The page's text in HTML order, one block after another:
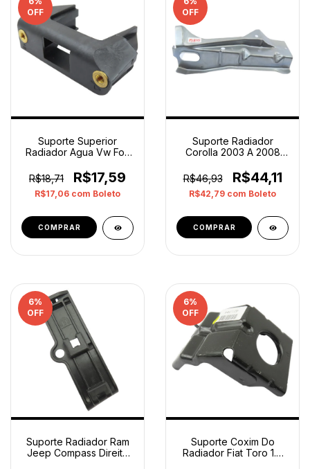
OFF
Suporte Superior
Radiador Agua Vw Fox
R$18,71
R$17,59
R$17,06 com Boleto
OFF
Suporte Radiador
Corolla 2003 A 2008
R$46,93
R$44,11
R$42,79 com Boleto
6%
OFF
Suporte Radiador Ram
Jeep Compass Direito
6%
OFF
Suporte Coxim Do
Radiador Fiat Toro 1.8